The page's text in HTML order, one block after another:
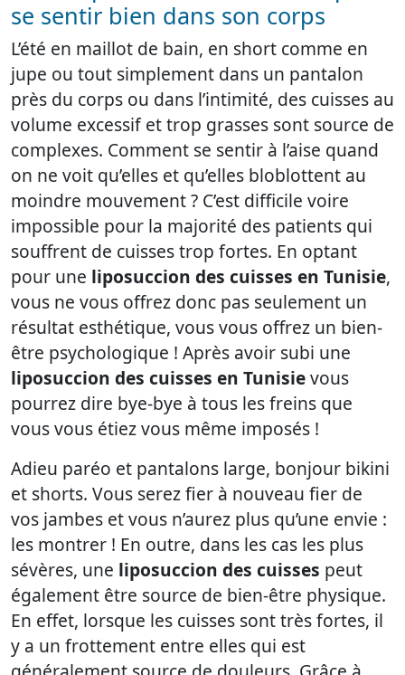
se sentir bien dans son corps
L’été en maillot de bain, en short comme en
jupe ou tout simplement dans un pantalon
près du corps ou dans l’intimité, des cuisses au
volume excessif et trop grasses sont source de
complexes. Comment se sentir à l’aise quand
on ne voit qu’elles et qu’elles bloblottent au
moindre mouvement ? C’est difficile voire
impossible pour la majorité des patients qui
souffrent de cuisses trop fortes. En optant
pour une liposuccion des cuisses en Tunisie,
vous ne vous offrez donc pas seulement un
résultat esthétique, vous vous offrez un bien-
être psychologique ! Après avoir subi une
liposuccion des cuisses en Tunisievous
pourrez dire bye-bye à tous les freins que
vous vous étiez vous même imposés !
Adieu paréo et pantalons large, bonjour bikini
et shorts. Vous serez fier à nouveau fier de
vos jambes et vous n’aurez plus qu’une envie :
les montrer ! En outre, dans les cas les plus
sévères, une liposuccion des cuisses peut
également être source de bien-être physique.
En effet, lorsque les cuisses sont très fortes, il
y a un frottement entre elles qui est